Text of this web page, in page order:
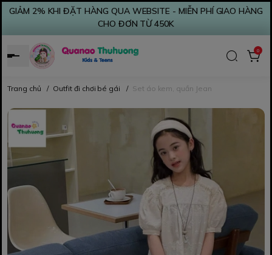
GIẢM 2% KHI ĐẶT HÀNG QUA WEBSITE - MIỄN PHÍ GIAO HÀNG
CHO ĐƠN TỪ 450K
0
Trang chủ / Outfit đi chơi bé gái / Set áo kem, quần Jean